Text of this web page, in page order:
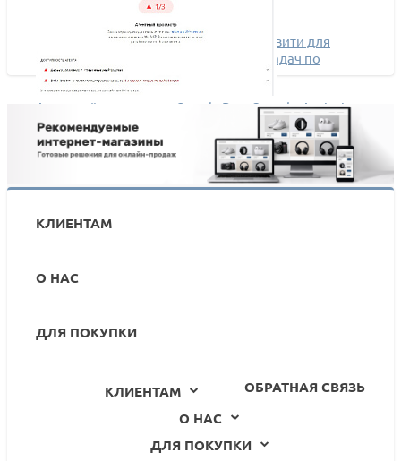
Новинка на Маркетплейс. Новое активити для
бизнес-процессов Битрикс24: поиск задач по
заданным условиям
Агентный просмотр в Google PageSpeed с Apriori
Оптимайзер
КЛИЕНТАМ
О НАС
ДЛЯ ПОКУПКИ
ОБРАТНАЯ СВЯЗЬ
КЛИЕНТАМ
О НАС
ДЛЯ ПОКУПКИ